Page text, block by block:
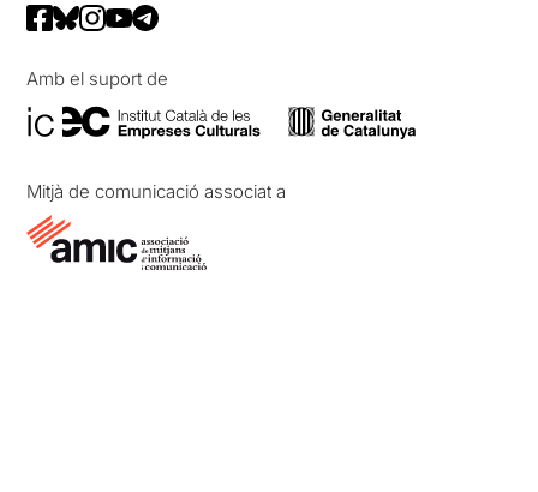
Amb el suport de
Mitjà de comunicació associat a